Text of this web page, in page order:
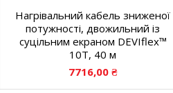
Нагрівальний кабель зниженої
потужності, двожильний із
суцільним екраном DEVIflex™
10T, 40 м
7716,00 ₴